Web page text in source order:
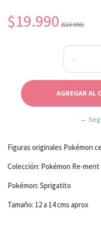
$19.990 ($23.990)
-
←
Figuras originales Pokémon
Colección: Pokémon Re-
Pokémon: Sprigatito
Tamaño: 12 a 14 cms aprox